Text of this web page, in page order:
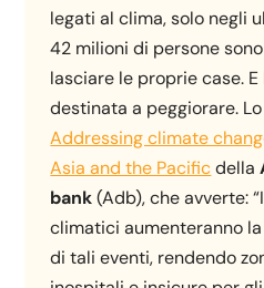
legati al clima, solo negli
42 milioni di persone
lasciare le proprie case.
destinata a peggiorare.
Addressing climate
Asia and the Pacificdella
bank(Adb), che avverte:
climatici aumenteranno
di tali eventi, rendendo